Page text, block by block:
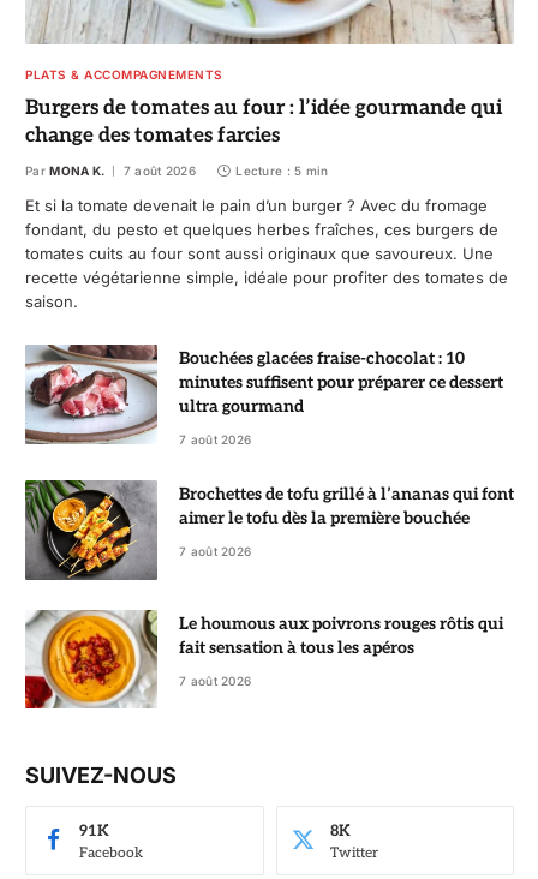
PLATS & ACCOMPAGNEMENTS
Burgers de tomates au four : l’idée gourmande qui
change des tomates farcies
Par MONA K. 7 août 2026 Lecture : 5 min
Et si la tomate devenait le pain d’un burger ? Avec du fromage
fondant, du pesto et quelques herbes fraîches, ces burgers de
tomates cuits au four sont aussi originaux que savoureux. Une
recette végétarienne simple, idéale pour profiter des tomates de
saison.
Bouchées glacées fraise-chocolat : 10
minutes suffisent pour préparer ce dessert
ultra gourmand
7 août 2026
Brochettes de tofu grillé à l’ananas qui font
aimer le tofu dès la première bouchée
7 août 2026
Le houmous aux poivrons rouges rôtis qui
fait sensation à tous les apéros
7 août 2026
SUIVEZ-NOUS
Facebook
91K
Twitter
8K